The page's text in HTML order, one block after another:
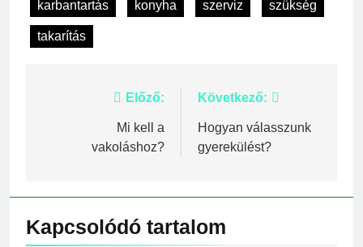
karbantartás konyha szerviz szükség
takarítás
Bejegyzés
navigáció
Előző:
Mi kell a
vakoláshoz?
Következő:
Hogyan válasszunk
gyerekülést?
Kapcsolódó tartalom